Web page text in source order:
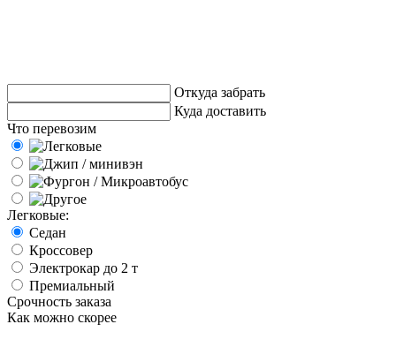
Откуда забрать
Куда доставить
Что перевозим
Легковые:
Седан
Кроссовер
Электрокар до 2 т
Премиальный
Срочность заказа
Как можно скорее